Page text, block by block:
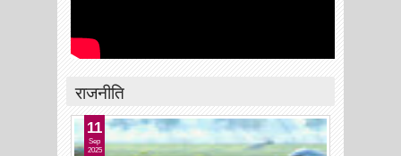
राजनीति
11
Sep
2025